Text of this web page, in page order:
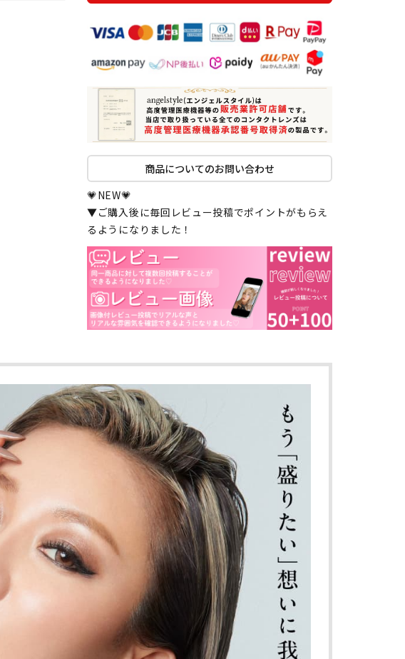
商品についてのお問い合わせ
💗NEW💗
▼ご購入後に毎回レビュー投稿でポイントがもらえ
るようになりました！